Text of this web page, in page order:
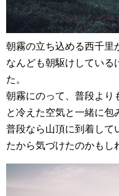
朝霧の立ち込める西千里
なんども朝駆けしている
た。
朝霧にのって、普段より
と冷えた空気と一緒に包
普段なら山頂に到着して
たから気づけたのかもし